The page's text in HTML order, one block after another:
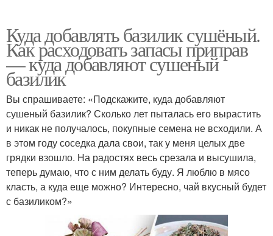
Куда добавлять базилик сушёный.
Как расходовать запасы приправ
— куда добавляют сушеный
базилик
Вы спрашиваете: «Подскажите, куда добавляют
сушеный базилик? Сколько лет пыталась его вырастить
и никак не получалось, покупные семена не всходили. А
в этом году соседка дала свои, так у меня целых две
грядки взошло. На радостях весь срезала и высушила,
теперь думаю, что с ним делать буду. Я люблю в мясо
класть, а куда еще можно? Интересно, чай вкусный будет
с базиликом?»